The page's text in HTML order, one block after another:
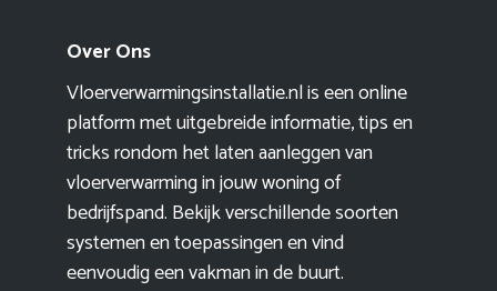
Over Ons
Vloerverwarmingsinstallatie.nl is een online
platform met uitgebreide informatie, tips en
tricks rondom het laten aanleggen van
vloerverwarming in jouw woning of
bedrijfspand. Bekijk verschillende soorten
systemen en toepassingen en vind
eenvoudig een vakman in de buurt.